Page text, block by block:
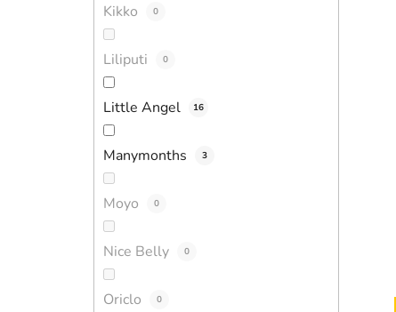
Kikko 0
Liliputi 0
Little Angel 16
Manymonths 3
Moyo 0
Nice Belly 0
Oriclo 0